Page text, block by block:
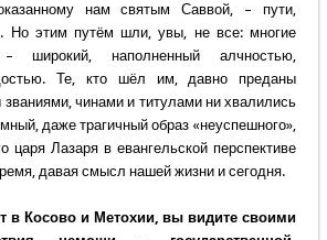
нам святым Саввой, – пути,
Но этим путём шли, увы, не все: многие
широкий, наполненный алчностью,
Те, кто шёл им, давно преданы
чинами и титулами ни хвалились
даже трагичный образ «неуспешного»,
царя Лазаря в евангельской перспективе
давая смысл нашей жизни и сегодня.
в Косово и Метохии, вы видите своими